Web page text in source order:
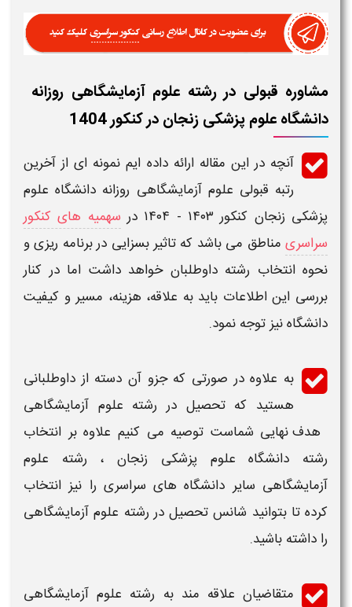
مشاوره قبولی در رشته علوم آزمایشگاهی​ روزانه
دانشگاه علوم پزشکی زنجان در کنکور 1404
آنچه در این مقاله ارائه داده ایم نمونه ای ازآخرین
رتبه قبولی علوم آزمایشگاهی​ روزانه دانشگاه علوم
پزشکی زنجانکنکور۱۴۰۳ - ۱۴۰۴ درسهمیه های کنکور
سراسریمناطق می باشد که تاثیر بسزایی در برنامه ریزی و
نحوه انتخاب رشته داوطلبان خواهد داشت اما در کنار
بررسی این اطلاعات باید به علاقه، هزینه، مسیر و کیفیت
دانشگاهنیز توجه نمود.
به علاوه در صورتی که جزو آن دسته از داوطلبانی
هستید که تحصیل در رشتهعلوم آزمایشگاهی​
هدف نهایی شماست توصیه می کنیم علاوه بر انتخاب
رشتهدانشگاه علوم پزشکیزنجان، رشتهعلوم
آزمایشگاهی​سایردانشگاههای سراسری را نیز انتخاب
کرده تا بتوانید شانس تحصیل در رشتهعلوم آزمایشگاهی
را داشته باشید.
متقاضیان علاقه مند به رشتهعلوم آزمایشگاهی​